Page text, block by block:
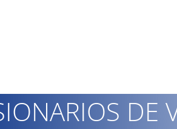
DE